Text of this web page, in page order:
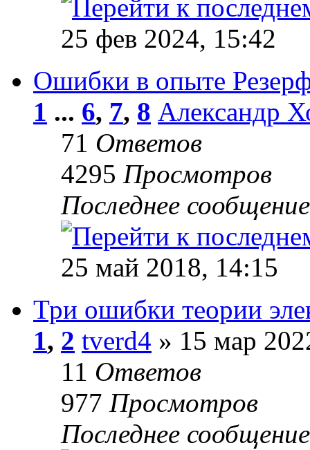
25 фев 2024, 15:42
Ошибки в опыте
1 ... 6, 7, 8 Александр
71 Ответов
4295 Просмотров
Последнее
25 май 2018, 14:15
Три ошибки теории
1, 2 tverd4 » 15 мар
11 Ответов
977 Просмотров
Последнее